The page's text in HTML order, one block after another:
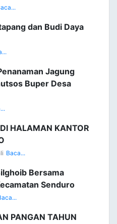
dan Budi Daya
Jagung
Buper Desa
HALAMAN KANTOR
Baca...
Bersama
Senduro
PANGAN TAHUN